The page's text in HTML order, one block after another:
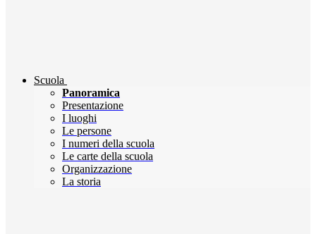
Scuola
Panoramica
Presentazione
I luoghi
Le persone
I numeri della scuola
Le carte della scuola
Organizzazione
La storia